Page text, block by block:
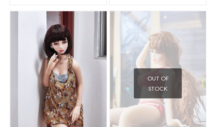
OUT OF
STOCK